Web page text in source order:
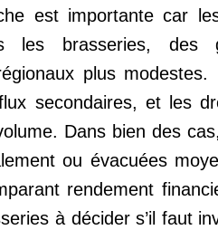
est importante car
plus
secondaires, et les
Dans bien des
ou évacuées
rendement
à décider s’il faut